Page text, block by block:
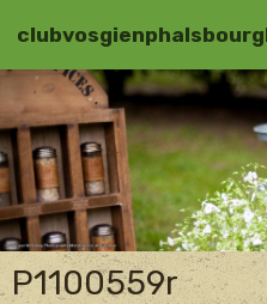
P1100559r